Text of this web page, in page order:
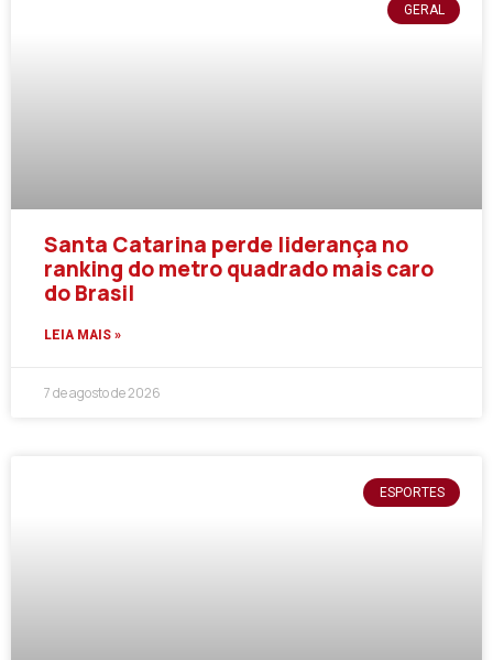
GERAL
Santa Catarina perde liderança no
ranking do metro quadrado mais caro
do Brasil
LEIA MAIS »
7 de agosto de 2026
ESPORTES